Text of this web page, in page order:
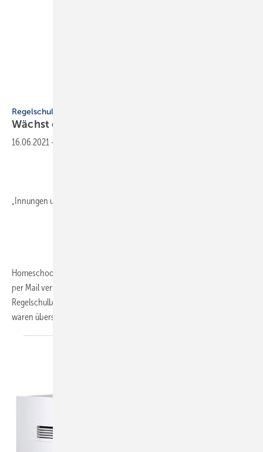
Regelschulbetrieb während der Lockdown-Zeit
Wächst eine verlorene Generation
16.06.2021 -
„Innungen und Verbände sind jetzt gefordert.“
Homeschooling, Webkonferenzen zwischen Schülern und Lehrern,
per Mail verteilte Schulaufgaben – die Möglichkeiten, den
Regelschulbetrieb während der Lockdown-Zeit aufrechtzuerhalten,
waren überschaubar. Der Lernerfolg letztlich leider auch.